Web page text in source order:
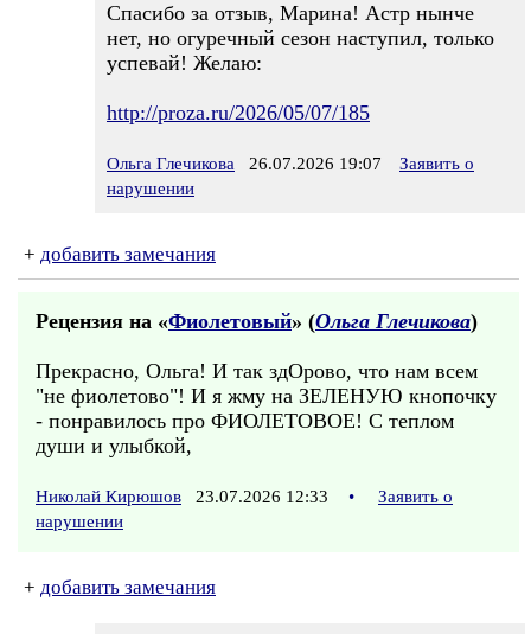
Спасибо за отзыв, Марина! Астр нынче
нет, но огуречный сезон наступил, только
успевай! Желаю:
http://proza.ru/2026/05/07/185
Ольга Глечикова 26.07.2026 19:07
Заявить о
нарушении
+ добавить замечания
Рецензия на «Фиолетовый» (Ольга Глечикова)
Прекрасно, Ольга! И так здОрово, что нам всем
"не фиолетово"! И я жму на ЗЕЛЕНУЮ кнопочку
- понравилось про ФИОЛЕТОВОЕ! С теплом
души и улыбкой,
Николай Кирюшов 23.07.2026 12:33 •
Заявить о
нарушении
+ добавить замечания